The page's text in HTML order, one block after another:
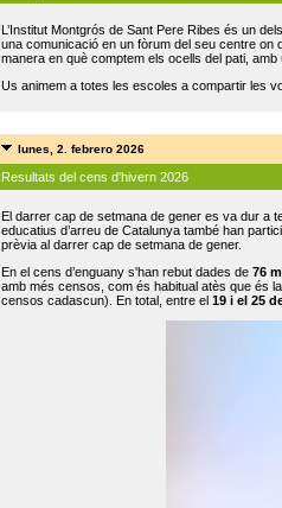
L’Institut Montgrós de Sant Pere Ribes és un
una comunicació en un fòrum del seu centre on
manera en què comptem els ocells del pati,
Us animem a totes les escoles a compartir les
lunes, 2. febrero 2026
Resultats del cens d'hivern 2026
El darrer cap de setmana de gener es va dur a
educatius d’arreu de Catalunya també han
prèvia al darrer cap de setmana de gener.
En el cens d’enguany s'han rebut dades de 76
amb més censos, com és habitual atès que és
censos cadascun). En total, entre el 19 i el 25